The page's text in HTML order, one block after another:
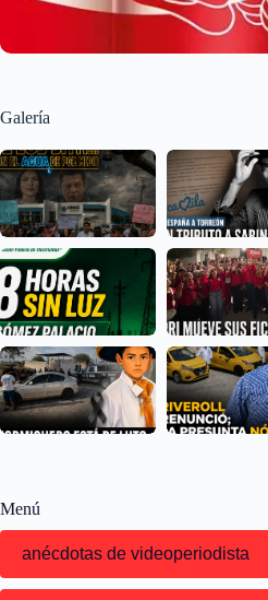
Galería
Menú
anécdotas de videoperiodista